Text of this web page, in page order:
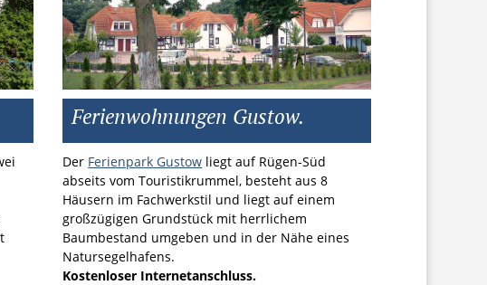
Ferienwohnungen Gustow.
Der Ferienpark Gustow liegt auf Rügen-Süd
abseits vom Touristikrummel, besteht aus 8
Häusern im Fachwerkstil und liegt auf einem
großzügigen Grundstück mit herrlichem
Baumbestand umgeben und in der Nähe eines
Natursegelhafens.
Kostenloser Internetanschluss.